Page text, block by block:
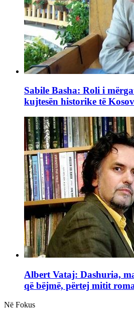
Sabile Basha: Roli i
kujtesën historike të
Albert Vataj: Dashuria,
që bëjmë, përtej mitit
Në Fokus